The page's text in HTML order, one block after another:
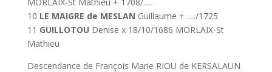
10 LE MAIGRE de MESLAN Guillaume + …./1725
11 GUILLOTOU Denise x 18/10/1686 MORLAIX-St
Mathieu
Descendance de François Marie RIOU de KERSALAUN